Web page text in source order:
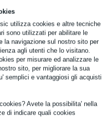
utilizza cookies e altre tecniche
sono utilizzati per abilitare le
la navigazione sul nostro sito per
agli utenti che lo visitano.
per misurare ed analizzare le
sito, per migliorare la sua
semplici e vantaggiosi gli acquisti
Avete la possibilita' nella
di indicare quali cookies
15